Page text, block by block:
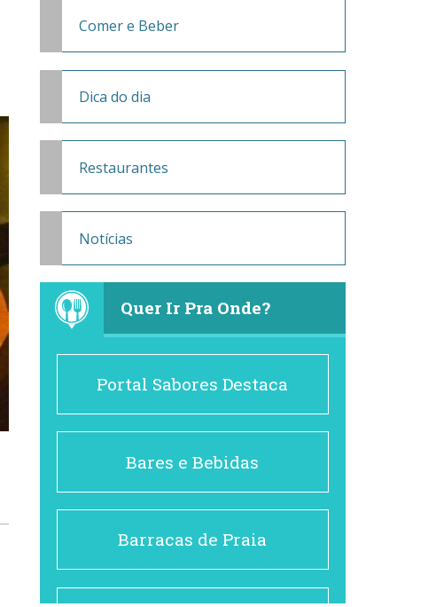
Comer e Beber
Dica do dia
Restaurantes
Notícias
Quer Ir Pra Onde?
Portal Sabores Destaca
Bares e Bebidas
Barracas de Praia